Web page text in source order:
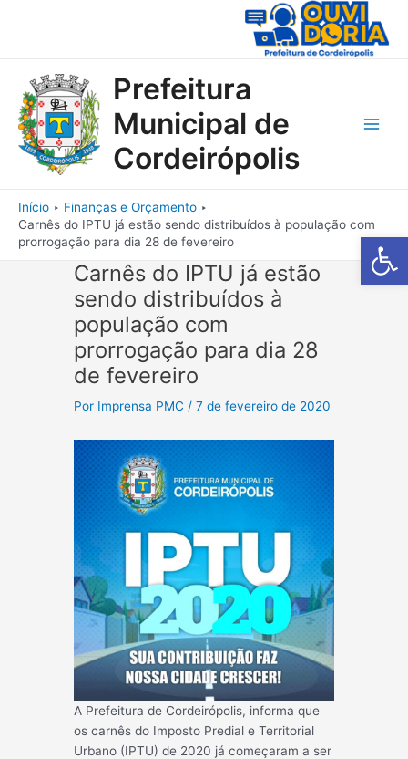
Barra de
Prefeitura
Municipal de
Cordeirópolis
Início
Finanças e Orçamento
Carnês do IPTU já estão sendo distribuídos à população com
prorrogação para dia 28 de fevereiro
Carnês do IPTU já estão
sendo distribuídos à
população com
prorrogação para dia 28
de fevereiro
Por Imprensa PMC /7 de fevereiro de 2020
A Prefeitura de Cordeirópolis, informa que
os carnês do Imposto Predial e Territorial
Urbano (IPTU) de 2020 já começaram a ser